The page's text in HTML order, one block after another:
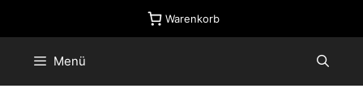
Warenkorb
Menü